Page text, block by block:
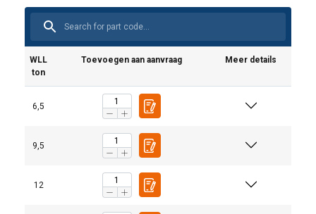
WLL
ton
Toevoegen aan aanvraag Meer details
6,5
9,5
12